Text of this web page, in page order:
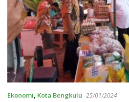
Ekonomi, Kota Bengkulu 25/01/2024